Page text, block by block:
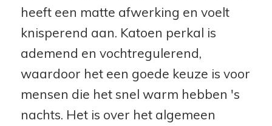
heeft een matte afwerking en voelt
knisperend aan. Katoen perkal is
ademend en vochtregulerend,
waardoor het een goede keuze is voor
mensen die het snel warm hebben 's
nachts. Het is over het algemeen